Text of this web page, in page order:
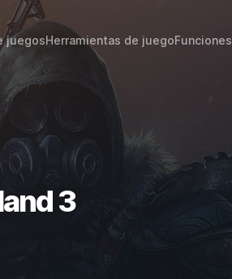
juegosHerramientas de juegoFunciones
3